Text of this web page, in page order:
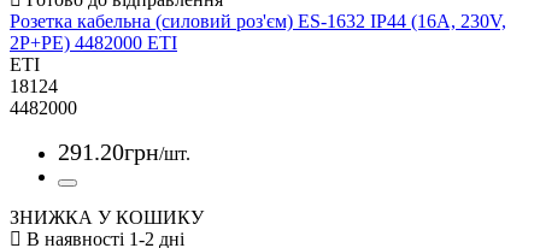
Розетка кабельна (силовий роз'єм) ES-1632 IP44 (16A, 230V,
2P+PE) 4482000 ETI
ETI
18124
4482000
291.20грн/шт.
ЗНИЖКА У КОШИКУ